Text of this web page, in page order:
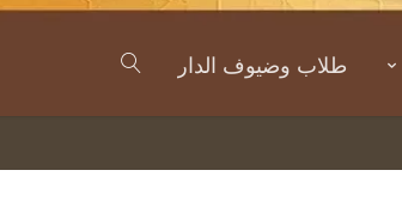
طلاب وضيوف الدار